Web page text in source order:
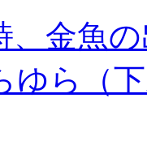
、金魚
ゆら（